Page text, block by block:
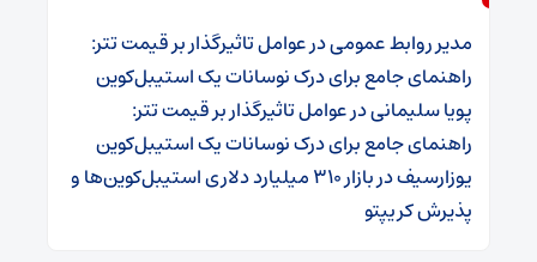
مدیر روابط عمومیدرعوامل تاثیرگذار بر قیمت تتر:
راهنمای جامع برای درک نوسانات یک استیبل‌کوین
پویا سلیمانیدرعوامل تاثیرگذار بر قیمت تتر:
راهنمای جامع برای درک نوسانات یک استیبل‌کوین
یوزارسیفدر
بازار ۳۱۰ میلیارد دلاری استیبل‌کوین‌ها و
پذیرش کریپتو